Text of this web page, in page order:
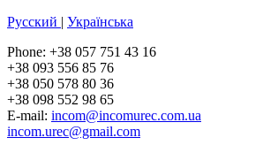
Русский | Українська
Phone: +38 057 751 43 16
+38 093 556 85 76
+38 050 578 80 36
+38 098 552 98 65
E-mail: incom@incomurec.com.ua
incom.urec@gmail.com